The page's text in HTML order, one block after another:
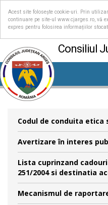
Acest site folosește cookie-uri. Prin
continuare pe site-ul www.cjarges.ro, vă
expres pentru folosirea informațiilor
Consiliul
Codul de conduita etica
Avertizare în interes
Lista cuprinzand
251/2004 si destinatia
Mecanismul de